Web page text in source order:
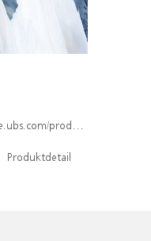
index/isin/DE000WA4DW12
Produktdetail